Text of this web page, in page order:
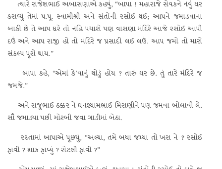
ત્યારે રાજેશભાઈ અબાસણાએ કહ્યું, “બાપા ! મહારાજે સેવકને નવું ઘર
કરાવ્યું તેમાં પ.પૂ. સ્વામીશ્રી અને સંતોની રસોઈ થઈ; આપને જમાડવાના
બાકી છે તે આપ ઘરે તો નહિ પધારો પણ વાસણા મંદિરે આજે રસોઈ આપી
દઉં અને આપ રાજી હો તો મંદિરે જ પ્રસાદી લઈ લઉં. આપ જમો તો મારો
સંકલ્પ પૂરો થાય.”
બાપા કહે, “એમાં કે’વાનું થોડું હોય ? તારું ઘર છે. તું તારે મંદિરે જ
જમજે.”
અને રાજુભાઈ ઠક્કર ને ઘનશ્યામભાઈ મિરાણીને પણ જમવા બોલાવી લે.
સૌ જમાડ્યા પછી મોરબી જવા ગાડીમાં બેઠા.
રસ્તામાં બાપાએ પૂછ્યું, “અલ્યા, તમે બધા જમ્યા તો ખરા ને ? રસોઈ
ફાવી ? શાક ફાવ્યું ? રોટલી ફાવી ?”